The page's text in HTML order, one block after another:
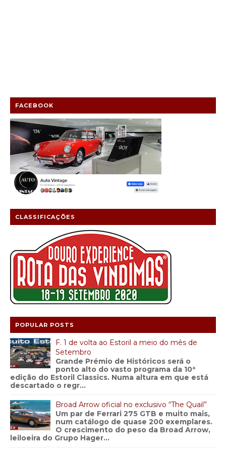
FACEBOOK
CLASSIFICAÇÕES
POPULAR POSTS
F. 1 de volta ao Estoril a meio do mês de
Setembro
Grande Prémio de Históricos será o
ponto alto do vasto programa da 10ª
edição do Estoril Classics. Numa altura em que está
descartado o regr...
Broad Arrow oficial no exclusivo “The Quail”
Um par de Ferrari 275 GTB e muito mais,
num catálogo de quase 200 exemplares.
O crescimento do peso da Broad Arrow,
leiloeira do Grupo Hager...